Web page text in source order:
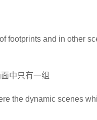
footprints and in other
中只有一组
the dynamic scenes